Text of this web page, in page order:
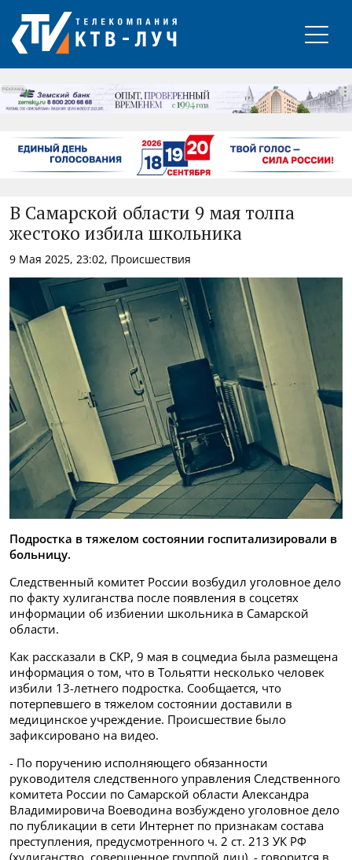
РЕКЛАМА
В Самарской области 9 мая толпа
жестоко избила школьника
9 Мая 2025, 23:02, Происшествия
Подростка в тяжелом состоянии госпитализировали в
больницу.
Следственный комитет России возбудил уголовное дело
по факту хулиганства после появления в соцсетях
информации об избиении школьника в Самарской
области.
Как рассказали в СКР, 9 мая в соцмедиа была размещена
информация о том, что в Тольятти несколько человек
избили 13-летнего подростка. Сообщается, что
потерпевшего в тяжелом состоянии доставили в
медицинское учреждение. Происшествие было
зафиксировано на видео.
- По поручению исполняющего обязанности
руководителя следственного управления Следственного
комитета России по Самарской области Александра
Владимировича Воеводина возбуждено уголовное дело
по публикации в сети Интернет по признакам состава
преступления, предусмотренного ч. 2 ст. 213 УК РФ
(хулиганство, совершенное группой лиц), - говорится в